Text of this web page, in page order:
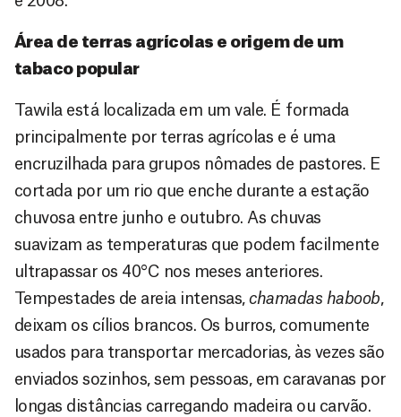
Área de terras agrícolas e origem de um
tabaco popular
Tawila está localizada em um vale. É formada
principalmente por terras agrícolas e é uma
encruzilhada para grupos nômades de pastores. E
cortada por um rio que enche durante a estação
chuvosa entre junho e outubro. As chuvas
suavizam as temperaturas que podem facilmente
ultrapassar os 40°C nos meses anteriores.
Tempestades de areia intensas,chamadas haboob
deixam os cílios brancos. Os burros, comumente
usados para transportar mercadorias, às vezes são
enviados sozinhos, sem pessoas, em caravanas por
longas distâncias carregando madeira ou carvão.